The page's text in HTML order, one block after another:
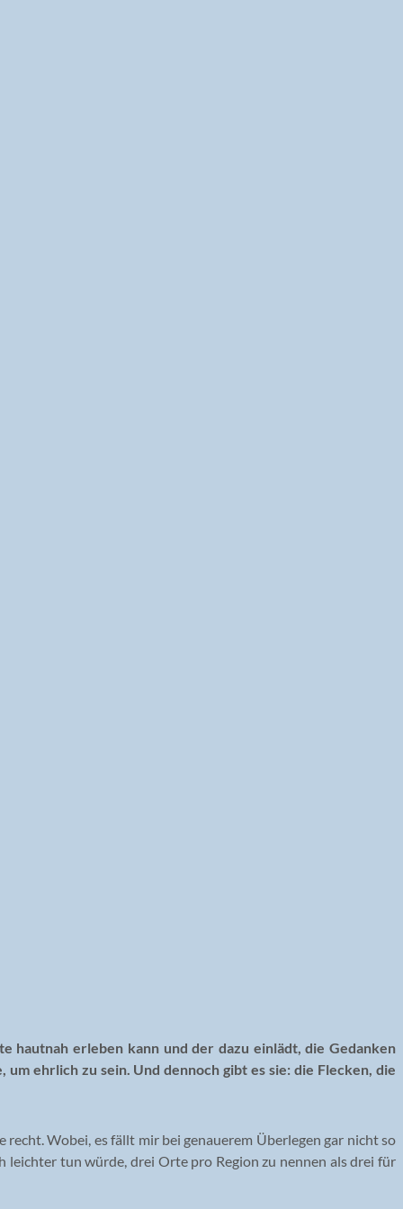
hautnah erleben kann und der dazu einlädt, die Gedanken
ehrlich zu sein. Und dennoch gibt es sie: die Flecken, die
Wobei, es fällt mir bei genauerem Überlegen gar nicht so
leichter tun würde, drei Orte pro Region zu nennen als drei für